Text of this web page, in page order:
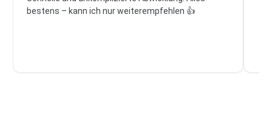
bestens – kann ich nur weiterempfehlen 👍